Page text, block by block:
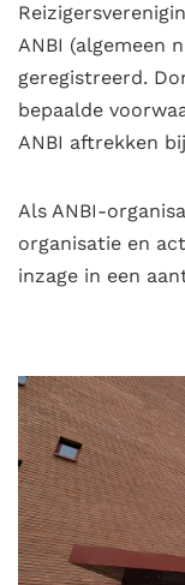
ANBI (algemeen
geregistreerd.
bepaalde
ANBI aftrekken
Als ANBI-
organisatie en
inzage in een